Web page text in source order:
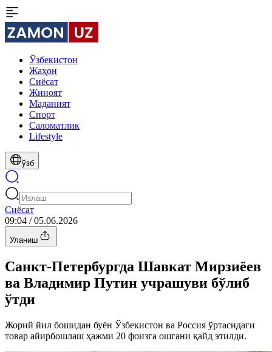
Ўзбекистон
Жаҳон
Сиёсат
Жиноят
Маданият
Спорт
Cаломатлик
Lifestyle
ўзб
Сиёсат
09:04 / 05.06.2026
Уланиш
Санкт-Петербургда Шавкат Мирзиёев
ва Владимир Путин учрашуви бўлиб
ўтди
Жорий йил бошидан буён Ўзбекистон ва Россия ўртасидаги
товар айирбошлаш ҳажми 20 фоизга ошгани қайд этилди.